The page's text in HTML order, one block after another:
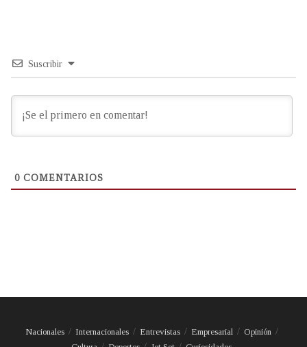
Suscribir
0 COMENTARIOS
Nacionales Internacionales Entrevistas Empresarial
Opinión